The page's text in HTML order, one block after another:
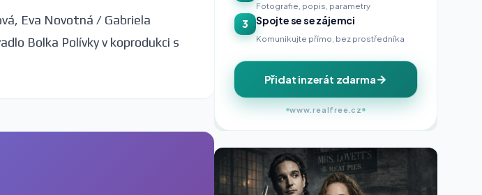
Eva Novotná / Gabriela
Bolka Polívky v koprodukci s
Fotografie, popis, parametry
3 Spojte se se zájemci
Komunikujte přímo, bez prostředníka
Přidat inzerát zdarma
www.realfree.cz